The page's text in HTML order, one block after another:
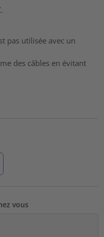
pas utilisée avec un
des câbles en évitant
vous